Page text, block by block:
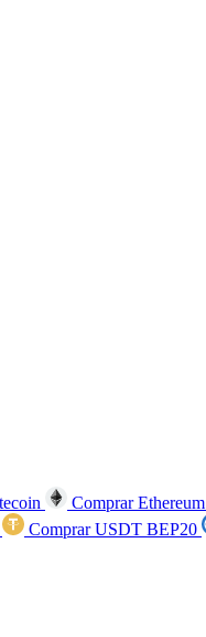
Comprar Ethereum
Comprar USDT BEP20